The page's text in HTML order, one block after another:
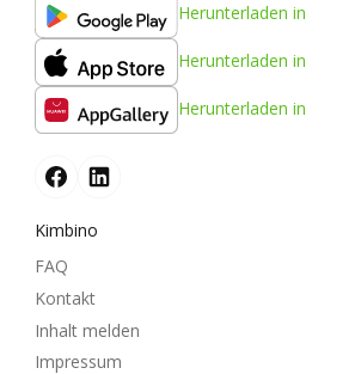
Herunterladen in
Herunterladen in
Herunterladen in
Kimbino
FAQ
Kontakt
Inhalt melden
Impressum